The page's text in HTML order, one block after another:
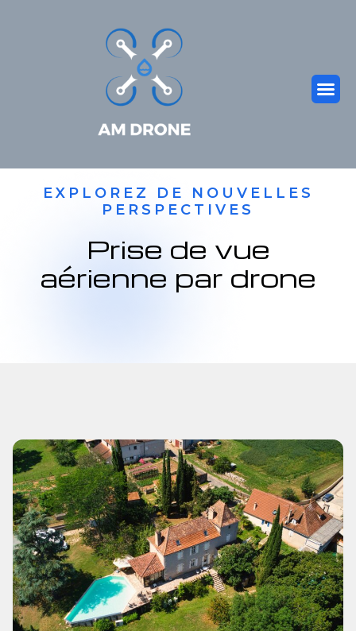
EXPLOREZ DE NOUVELLES
PERSPECTIVES
Prise de vue
aérienne par drone